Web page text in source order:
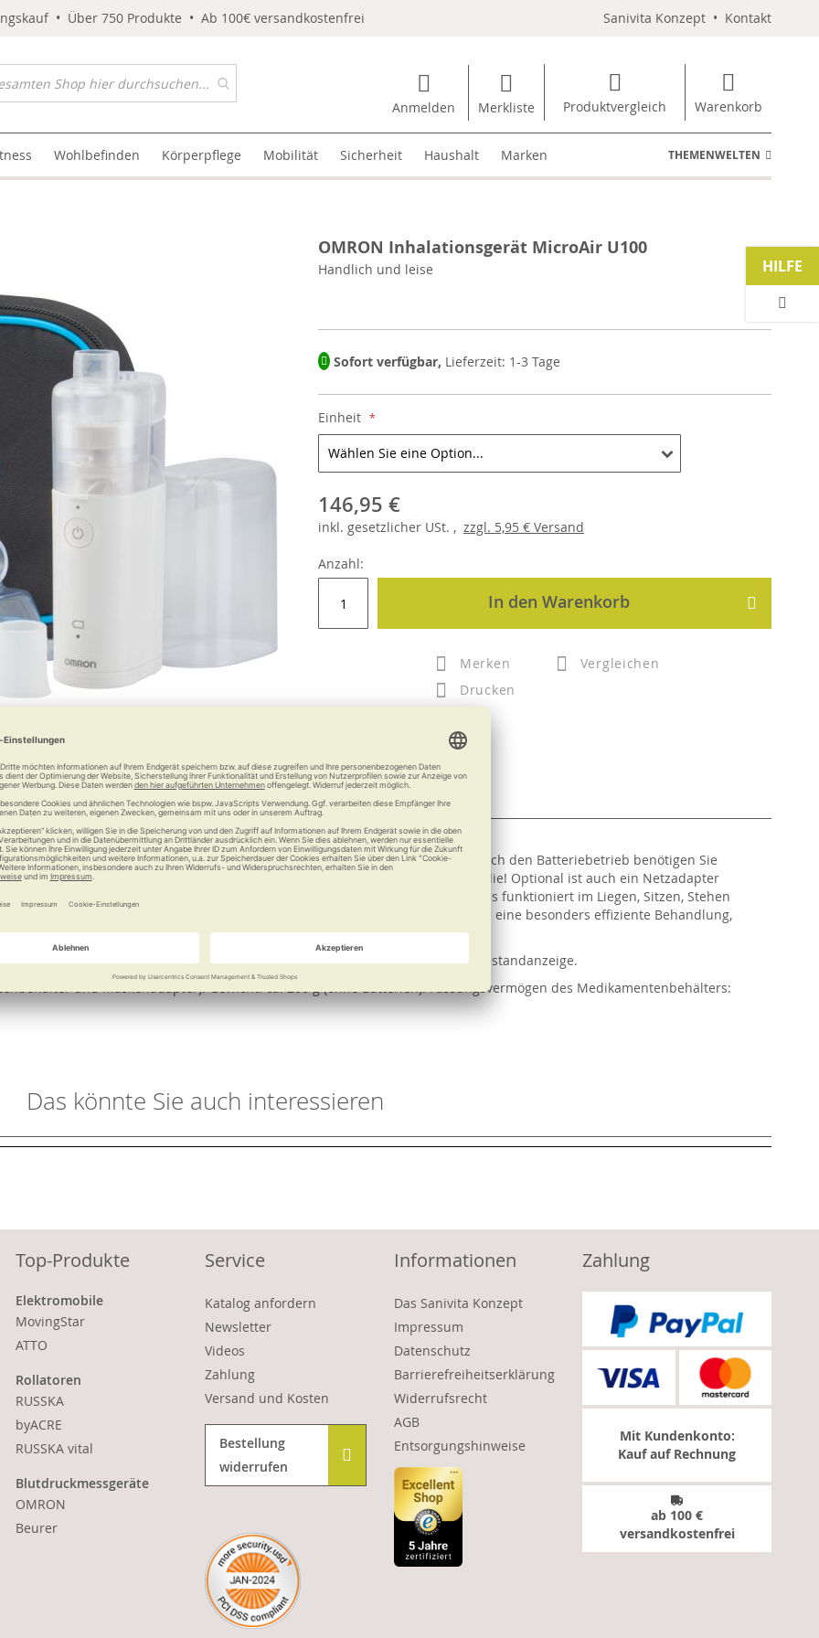
• Über 750 Produkte • Ab 100€ versandkostenfrei Sanivita Konzept • Kontakt
Anmelden Merkliste Produktvergleich Warenkorb
Wohlbefinden Körperpflege Mobilität Sicherheit Haushalt Marken THEMENWELTEN
OMRON Inhalationsgerät MicroAir U100
Handlich und leise
Sofort verfügbar, Lieferzeit: 1-3 Tage
Einheit
146,95 €
inkl. gesetzlicher USt. , zzgl. 5,95 € Versand
Anzahl:
In den Warenkorb
Merken
Vergleichen
Drucken
Weitere Informationen Garantie
hin mitnehmen können. Es ist tragbar, kompakt und einfach zu nutzen. Durch den Batteriebetrieb benötigen Sie
und unterwegs verwenden, etwa bei einem Ausflug mit der ganzen Familie! Optional ist auch ein Netzadapter
Sie das nahezu geräuschlose Gerät in fast jeder Position anwenden. Es funktioniert im Liegen, Sitzen, Stehen
auch besonders für Kinder gut geeignet. Mit dem MicroAir U100 erzielen Sie eine besonders effiziente Behandlung,
medianer aerodynamischer Durchmesser) beträgt 4,5 µm. Mit Batteriestandanzeige.
und Maskenadapter). Gewicht: ca. 200 g (ohne Batterien). Fassungsvermögen des Medikamentenbehälters:
Das könnte Sie auch interessieren
HILFE
Top-Produkte
Elektromobile
MovingStar
ATTO
Rollatoren
RUSSKA
byACRE
RUSSKA vital
Blutdruckmessgeräte
OMRON
Beurer
Service
Katalog anfordern
Newsletter
Videos
Zahlung
Versand und Kosten
Bestellung
widerrufen
Informationen
Das Sanivita Konzept
Impressum
Datenschutz
Barrierefreiheitserklärung
Widerrufsrecht
AGB
Entsorgungshinweise
Zahlung
Mit Kundenkonto:
Kauf auf Rechnung
ab 100 €
versandkostenfrei